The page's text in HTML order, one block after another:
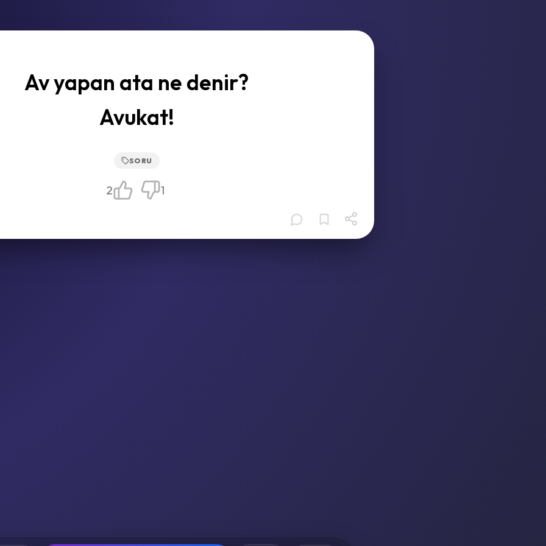
Av yapan ata ne denir?
Avukat!
SORU
2 1